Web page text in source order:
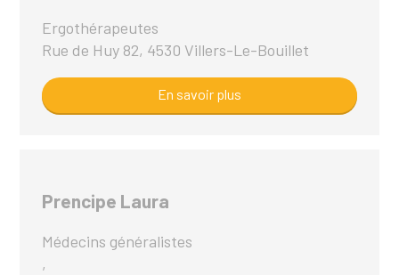
Ergothérapeutes
Rue de Huy 82, 4530 Villers-Le-Bouillet
En savoir plus
Prencipe Laura
Médecins généralistes
,